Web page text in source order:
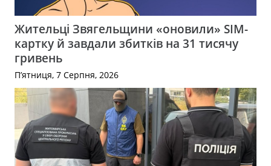
Жительці Звягельщини «оновили» SIM-
картку й завдали збитків на 31 тисячу
гривень
П’ятниця, 7 Серпня, 2026